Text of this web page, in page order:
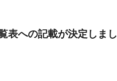
表への記載が決定しまし